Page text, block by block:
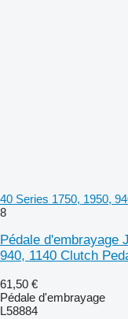
40 Series 1750, 1950,
8
Pédale d'embrayage
940, 1140 Clutch
61,50 €
Pédale d'embrayage
L58884